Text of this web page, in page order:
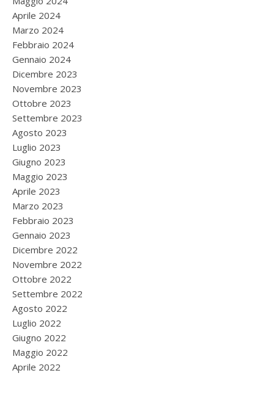
Aprile 2024
Marzo 2024
Febbraio 2024
Gennaio 2024
Dicembre 2023
Novembre 2023
Ottobre 2023
Settembre 2023
Agosto 2023
Luglio 2023
Giugno 2023
Maggio 2023
Aprile 2023
Marzo 2023
Febbraio 2023
Gennaio 2023
Dicembre 2022
Novembre 2022
Ottobre 2022
Settembre 2022
Agosto 2022
Luglio 2022
Giugno 2022
Maggio 2022
Aprile 2022